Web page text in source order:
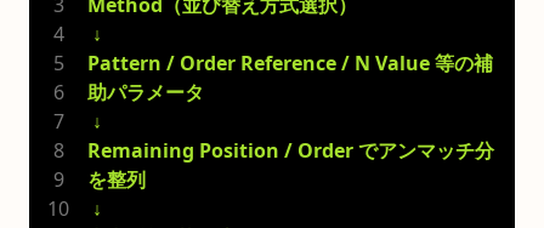
↓
Pattern / Order Reference / N Value 等の補
助パラメータ
↓
Remaining Position / Order でアンマッチ分
を整列
↓